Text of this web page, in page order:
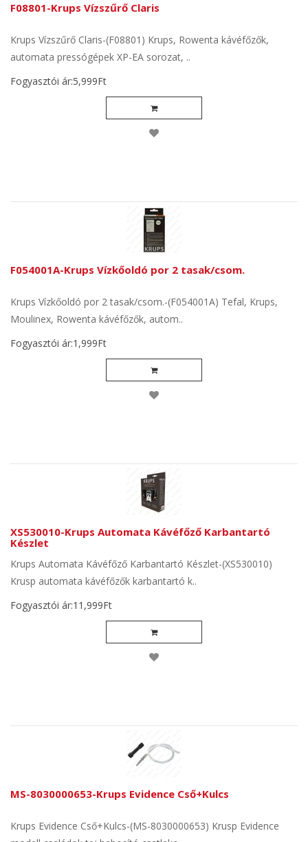
F08801-Krups Vízszűrő Claris
Krups Vízszűrő Claris-(F08801) Krups, Rowenta kávéfőzők,
automata pressógépek XP-EA sorozat, ..
Fogyasztói ár:5,999Ft
F054001A-Krups Vízkőoldó por 2 tasak/csom.
Krups Vízkőoldó por 2 tasak/csom.-(F054001A) Tefal, Krups,
Moulinex, Rowenta kávéfőzők, autom..
Fogyasztói ár:1,999Ft
XS530010-Krups Automata Kávéfőző Karbantartó
Készlet
Krups Automata Kávéfőző Karbantartó Készlet-(XS530010)
Krusp automata kávéfőzők karbantartó k..
Fogyasztói ár:11,999Ft
MS-8030000653-Krups Evidence Cső+Kulcs
Krups Evidence Cső+Kulcs-(MS-8030000653) Krusp Evidence